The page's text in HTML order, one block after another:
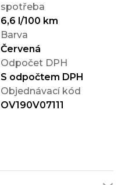
spotřeba
6,6 l/100 km
Barva
Červená
Odpočet DPH
S odpočtem DPH
Objednávací kód
OV190V07111